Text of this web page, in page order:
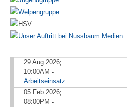
29 Aug 2026;
10:00AM -
Arbeitseinsatz
05 Feb 2026;
08:00PM -